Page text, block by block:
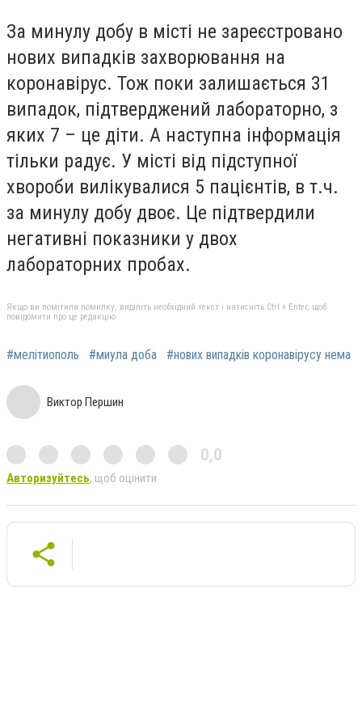
За минулу добу в місті не зареєстровано
нових випадків захворювання на
коронавірус. Тож поки залишається 31
випадок, підтверджений лабораторно, з
яких 7 – це діти. А наступна інформація
тільки радує. У місті від підступної
хвороби вилікувалися 5 пацієнтів, в т.ч.
за минулу добу двоє. Це підтвердили
негативні показники у двох
лабораторних пробах.
Якщо ви помітили помилку, виділіть необхідний текст і натисніть Ctrl + Enter, щоб
повідомити про це редакцію
#мелітиополь #миула доба #нових випадків коронавірусу нема
Виктор Першин
0,0
Авторизуйтесь, щоб оцінити